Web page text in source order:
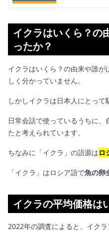
イクラはいくら？の
ったか？
イクラはいくら？の由来や誰
しく分かっていません。
しかしイクラは日本人にとって
日常会話で使っているうちに
たと考えられています。
ちなみに「イクラ」の語源はロ
「イクラ」はロシア語で魚の卵
イクラの平均価格は
2022年の調査によると、イク